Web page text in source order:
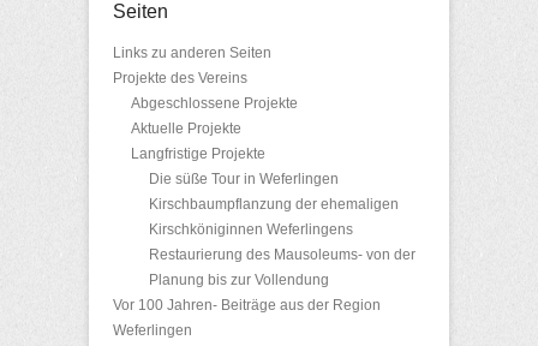
Seiten
Links zu anderen Seiten
Projekte des Vereins
Abgeschlossene Projekte
Aktuelle Projekte
Langfristige Projekte
Die süße Tour in Weferlingen
Kirschbaumpflanzung der ehemaligen
Kirschköniginnen Weferlingens
Restaurierung des Mausoleums- von der
Planung bis zur Vollendung
Vor 100 Jahren- Beiträge aus der Region
Weferlingen